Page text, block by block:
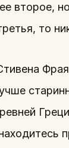
второе,
то